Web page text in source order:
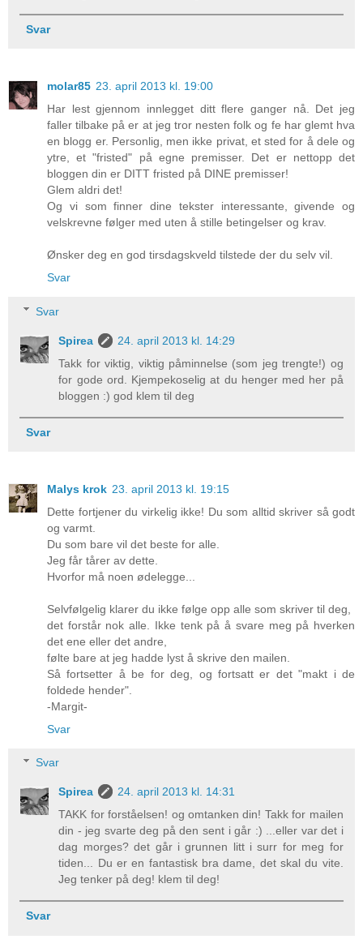
Svar
molar85 23. april 2013 kl. 19:00
Har lest gjennom innlegget ditt flere ganger nå. Det jeg
faller tilbake på er at jeg tror nesten folk og fe har glemt hva
en blogg er. Personlig, men ikke privat, et sted for å dele og
ytre, et "fristed" på egne premisser. Det er nettopp det
bloggen din er DITT fristed på DINE premisser!
Glem aldri det!
Og vi som finner dine tekster interessante, givende og
velskrevne følger med uten å stille betingelser og krav.
Ønsker deg en god tirsdagskveld tilstede der du selv vil.
Svar
Svar
Spirea
24. april 2013 kl. 14:29
Takk for viktig, viktig påminnelse (som jeg trengte!) og
for gode ord. Kjempekoselig at du henger med her på
bloggen :) god klem til deg
Svar
Malys krok 23. april 2013 kl. 19:15
Dette fortjener du virkelig ikke! Du som alltid skriver så godt
og varmt.
Du som bare vil det beste for alle.
Jeg får tårer av dette.
Hvorfor må noen ødelegge...
Selvfølgelig klarer du ikke følge opp alle som skriver til deg,
det forstår nok alle. Ikke tenk på å svare meg på hverken
det ene eller det andre,
følte bare at jeg hadde lyst å skrive den mailen.
Så fortsetter å be for deg, og fortsatt er det "makt i de
foldede hender".
-Margit-
Svar
Svar
Spirea
24. april 2013 kl. 14:31
TAKK for forståelsen! og omtanken din! Takk for mailen
din - jeg svarte deg på den sent i går :) ...eller var det i
dag morges? det går i grunnen litt i surr for meg for
tiden... Du er en fantastisk bra dame, det skal du vite.
Jeg tenker på deg! klem til deg!
Svar